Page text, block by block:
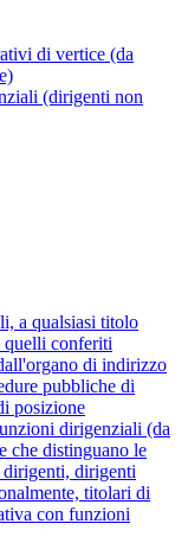
di vertice (da
(dirigenti non
a qualsiasi titolo
conferiti
di indirizzo
pubbliche di
posizione
dirigenziali (da
che distinguano le
dirigenti, dirigenti
titolari di
con funzioni